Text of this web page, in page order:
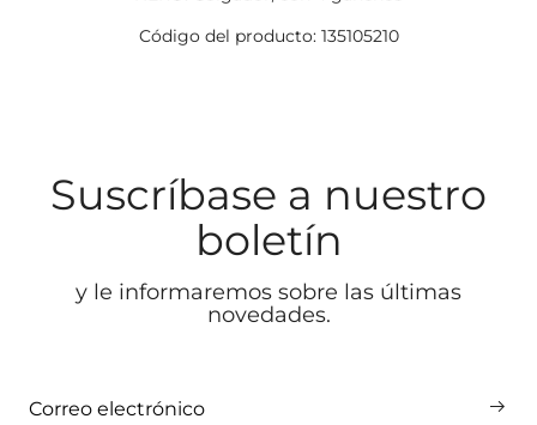
Código del producto: 135105210
Suscríbase a nuestro
boletín
y le informaremos sobre las últimas
novedades.